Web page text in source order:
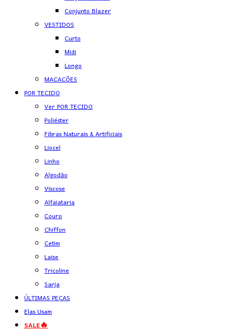
Conjunto Blazer
VESTIDOS
Curto
Midi
Longo
MACACÕES
POR TECIDO
Ver POR TECIDO
Poliéster
Fibras Naturais & Artificiais
Liocel
Linho
Algodão
Viscose
Alfaiataria
Couro
Chiffon
Cetim
Laise
Tricoline
Sarja
ÚLTIMAS PEÇAS
Elas Usam
SALE🔥